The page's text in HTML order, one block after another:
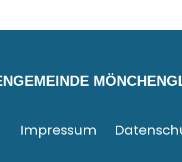
Impressum